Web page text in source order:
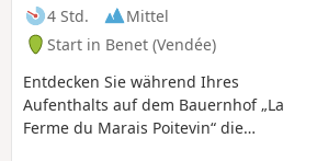
4 Std.
Mittel
Start in Benet (Vendée)
Entdecken Sie während Ihres
Aufenthalts auf dem Bauernhof „La
Ferme du Marais Poitevin“ die